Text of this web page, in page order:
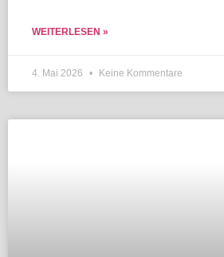
WEITERLESEN »
4. Mai 2026 Keine Kommentare